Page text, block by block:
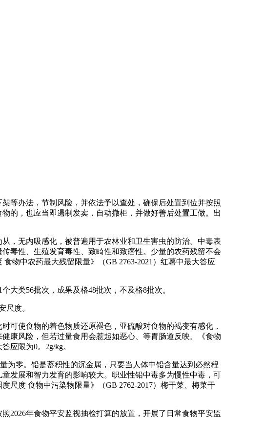
办法，节制风险，并依法予以查处，确保后处置到位并按照
的，也应当即遏制发卖，自动撤柜，并做好善后处置工做。出
无内吸感化，被普遍用于农林业和卫生害虫的防治。中毒表
毒性、生殖发育毒性、致畸性和致癌性。少量的农药残留不会
物中农药最大残留限量》（GB 2763-2021）红薯中最大答应
类56批次，成果及格48批次，不及格8批次。
度。
使食物的着色物质还原褪色，亚硫酸对食物的褐变有感化，
康风险，但若过量食用会惹起如恶心、等胃肠道反映。《食物
应限为0。2g/kg。
零。铅是蓄积性的沉金属，只要当人体中铅含量达到必然程
发展和智力发育的影响较大。职业性铅中毒多为慢性中毒，可
尺度 食物中污染物限量》（GB 2762-2017）梅干菜、梅菜干
年食物平安监视抽检打算的放置，开展了日常食物平安监